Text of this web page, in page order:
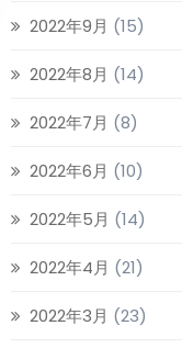
2022年9月 (15)
2022年8月 (14)
2022年7月 (8)
2022年6月 (10)
2022年5月 (14)
2022年4月 (21)
2022年3月 (23)